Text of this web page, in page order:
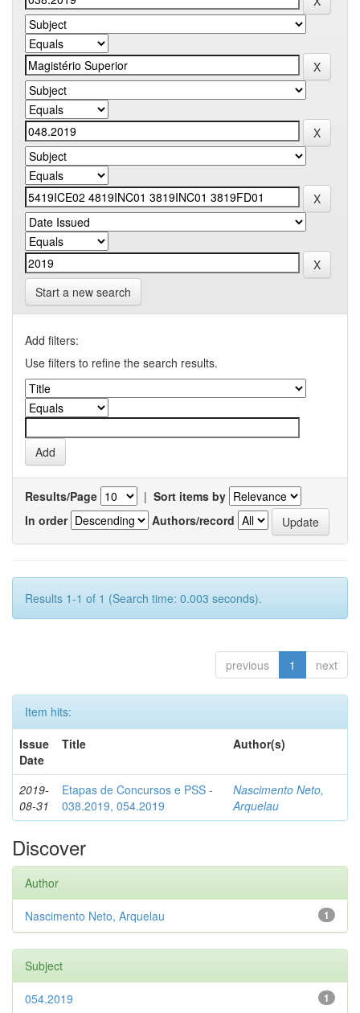
Start a new search
Add filters:
Use filters to refine the search results.
Results/Page | Sort items by
In order
Authors/record
Results 1-1 of 1 (Search time: 0.003 seconds).
previous 1 next
Item hits:
Issue
Date
Title Author(s)
2019-
08-31
Etapas de Concursos e PSS -
038.2019, 054.2019
Nascimento Neto,
Arquelau
Discover
Author
1
Nascimento Neto, Arquelau
Subject
1
054.2019